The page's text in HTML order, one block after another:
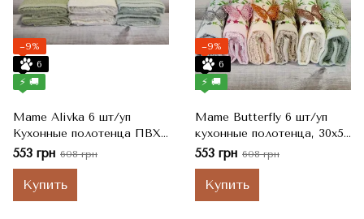
−9%
6
⚡ 🚚
Mame Alivka 6 шт/уп
Кухонные полотенца ПВХ
упаковка, 30x50 см
553 грн 608 грн
Купить
−9%
6
⚡ 🚚
Mame Butterfly 6 шт/уп
кухонные полотенца, 30x50
см
553 грн 608 грн
Купить